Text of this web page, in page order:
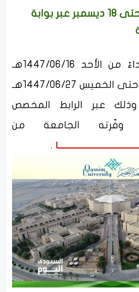
فتح باب التقديم حتى 18 ديسمبر عبر بوابة
يُتاح التقديم ابتداءً من الأحد 1447/06/16هـ
(2025/12/07م) وحتى الخميس 1447/06/27هـ
12/18م)، وذلك عبر الرابط المخصص
وفّرته الجامعة من
.